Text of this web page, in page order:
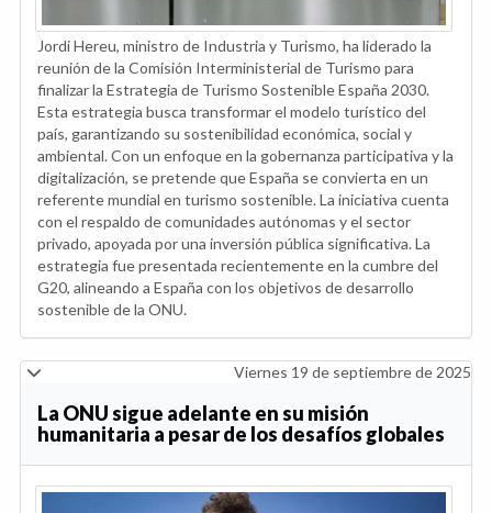
Jordi Hereu, ministro de Industria y Turismo, ha liderado la
reunión de la Comisión Interministerial de Turismo para
finalizar la Estrategia de Turismo Sostenible España 2030.
Esta estrategia busca transformar el modelo turístico del
país, garantizando su sostenibilidad económica, social y
ambiental. Con un enfoque en la gobernanza participativa y la
digitalización, se pretende que España se convierta en un
referente mundial en turismo sostenible. La iniciativa cuenta
con el respaldo de comunidades autónomas y el sector
privado, apoyada por una inversión pública significativa. La
estrategia fue presentada recientemente en la cumbre del
G20, alineando a España con los objetivos de desarrollo
sostenible de la ONU.
Viernes 19 de septiembre de 2025
La ONU sigue adelante en su misión
humanitaria a pesar de los desafíos globales